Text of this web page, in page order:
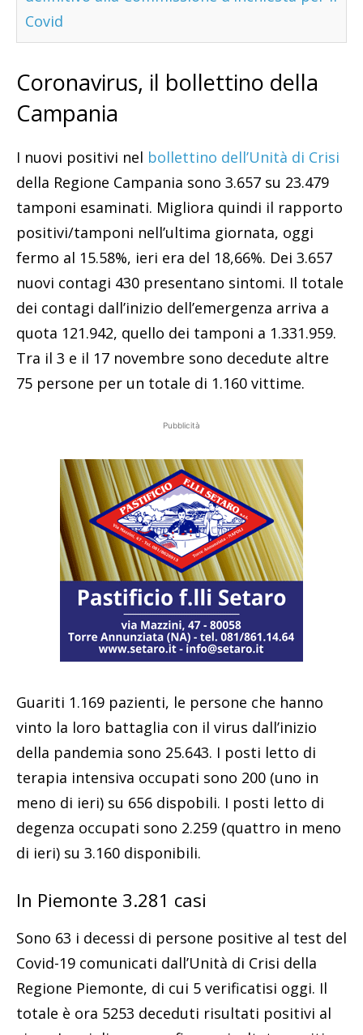
Covid
Coronavirus, il bollettino della
Campania
I nuovi positivi nel bollettino dell’Unità di Crisi
della Regione Campania sono 3.657 su 23.479
tamponi esaminati. Migliora quindi il rapporto
positivi/tamponi nell’ultima giornata, oggi
fermo al 15.58%, ieri era del 18,66%. Dei 3.657
nuovi contagi 430 presentano sintomi. Il totale
dei contagi dall’inizio dell’emergenza arriva a
quota 121.942, quello dei tamponi a 1.331.959.
Tra il 3 e il 17 novembre sono decedute altre
75 persone per un totale di 1.160 vittime.
Pubblicità
Guariti 1.169 pazienti, le persone che hanno
vinto la loro battaglia con il virus dall’inizio
della pandemia sono 25.643. I posti letto di
terapia intensiva occupati sono 200 (uno in
meno di ieri) su 656 dispobili. I posti letto di
degenza occupati sono 2.259 (quattro in meno
di ieri) su 3.160 disponibili.
In Piemonte 3.281 casi
Sono 63 i decessi di persone positive al test del
Covid-19 comunicati dall’Unità di Crisi della
Regione Piemonte, di cui 5 verificatisi oggi. Il
totale è ora 5253 deceduti risultati positivi al